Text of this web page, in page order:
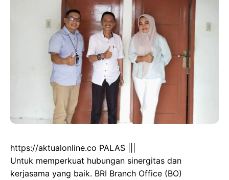
https://aktualonline.co PALAS |||
Untuk memperkuat hubungan sinergitas dan
kerjasama yang baik. BRI Branch Office (BO)